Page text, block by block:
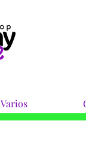
Varios